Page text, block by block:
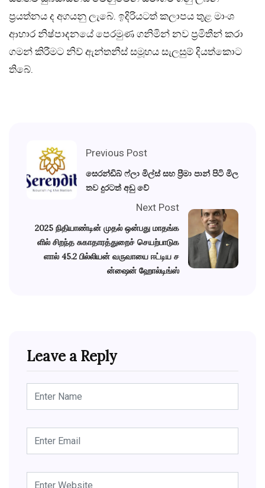
ප්‍රයත්නය ද අගයනු ලැබේ. ඉදිරියටත් කලාපය තුළ මාංශ
ආහාර නිෂ්පාදනයේ පෙරමුණ ගනිමින් නව ප්‍රමිතීන් කරා
ගමන් කිරීමට නිව් ඇන්තනීස් සමූහය සැලසුම් දියත්කොට
තිබේ.
Previous Post
සෙරන්ඩිබ් ෆ්ලා මිල්ස් සහ ප්‍රීමා පාන් පිටි මිල
තව දුරටත් අඩු වේ
Next Post
2025 நிதியாண்டின் முதல் ஒன்பது மாதங்க
ளில் சிறந்த சுகாதாரத்துறைச் செயற்பாடுக
ளால் 45.2 பில்லியன் வருவாயை ஈட்டிய ச
ன்ஷைன் ஹோல்டிங்ஸ்
Leave a Reply